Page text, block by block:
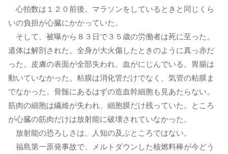
心拍数は１２０前後。マラソンをしているときと同じくら
いの負担が心臓にかかっていた。
そして、被曝から８３日で３５歳の労働者は死に至った。
遺体は解剖された。全身が大火傷したときのように真っ赤だ
った。皮膚の表面が全部失われ、血がにじんでいる。胃腸は
動いていなかった。粘膜は消化管だけでなく、気管の粘膜ま
でなかった。骨髄にあるはずの造血幹細胞も見あたらない。
筋肉の細胞は繊維が失われ、細胞膜だけ残っていた。ところ
が心臓の筋肉だけは放射能に破壊されていなかった。
放射能の恐ろしさは、人知の及ぶところではない。
福島第一原発事故で、メルトダウンした核燃料棒が今どう